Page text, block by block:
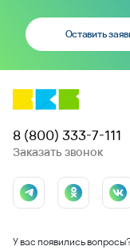
Оставить
8 (800) 333-7-111
Заказать звонок
У вас появились